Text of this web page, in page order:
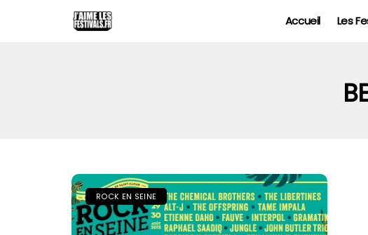
Accueil Les
ROCK EN SEINE